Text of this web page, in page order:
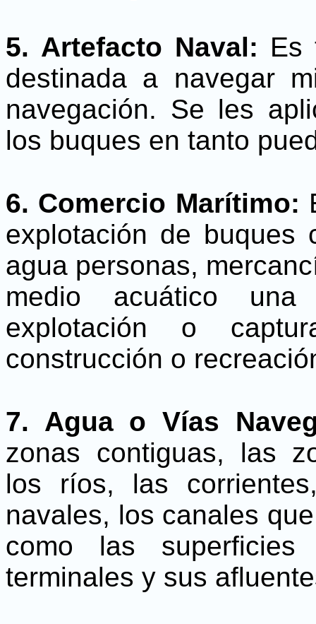
5. Artefacto Naval: Es
destinada a navegar
navegación. Se les
los buques en tanto
6. Comercio Marítimo:
explotación de buques
agua personas,
medio acuático una
explotación o
construcción o
7. Agua o Vías
zonas contiguas, las
los ríos, las
navales, los canales
como las
terminales y sus